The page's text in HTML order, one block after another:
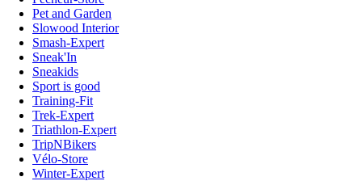
Pet and Garden
Slowood Interior
Smash-Expert
Sneak'In
Sneakids
Sport is good
Training-Fit
Trek-Expert
Triathlon-Expert
TripNBikers
Vélo-Store
Winter-Expert